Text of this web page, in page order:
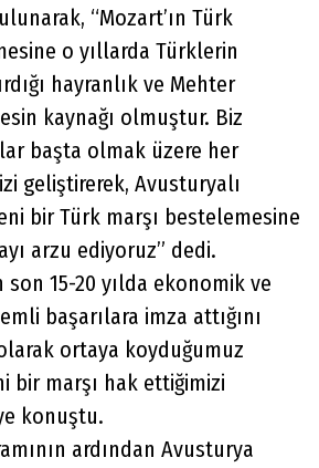
“Mozart’ın Türk
o yıllarda Türklerin
hayranlık ve Mehter
kaynağı olmuştur. Biz
başta olmak üzere her
geliştirerek, Avusturyalı
bir Türk marşı bestelemesine
arzu ediyoruz” dedi.
son 15-20 yılda ekonomik ve
başarılara imza attığını
ortaya koyduğumuz
bir marşı hak ettiğimizi
konuştu.
ardından Avusturya